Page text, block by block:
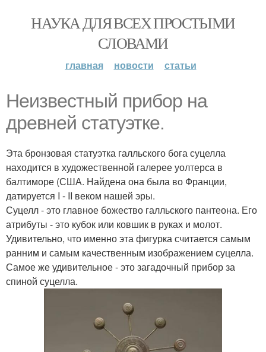
НАУКА ДЛЯ ВСЕХ ПРОСТЫМИ
СЛОВАМИ
главная новости статьи
Неизвестный прибор на
древней статуэтке.
Эта бронзовая статуэтка галльского бога суцелла
находится в художественной галерее уолтерса в
балтиморе (США. Найдена она была во Франции,
датируется I - II веком нашей эры.
Суцелл - это главное божество галльского пантеона. Его
атрибуты - это кубок или ковшик в руках и молот.
Удивительно, что именно эта фигурка считается самым
ранним и самым качественным изображением суцелла.
Самое же удивительное - это загадочный прибор за
спиной суцелла.